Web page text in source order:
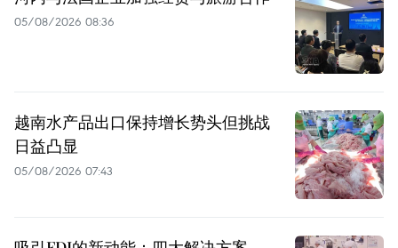
05/08/2026 08:36
越南水产品出口保持增长势头但挑战
日益凸显
05/08/2026 07:43